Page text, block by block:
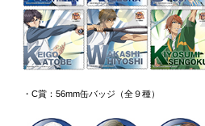
・C賞：56mm缶バッジ（全９種）